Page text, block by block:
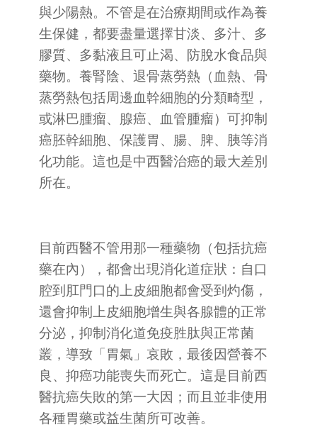
與少陽熱。不管是在治療期間或作為養
生保健，都要盡量選擇甘淡、多汁、多
膠質、多黏液且可止渴、防脫水食品與
藥物。養腎陰、退骨蒸勞熱（血熱、骨
蒸勞熱包括周邊血幹細胞的分類畸型，
或淋巴腫瘤、腺癌、血管腫瘤）可抑制
癌胚幹細胞、保護胃、腸、脾、胰等消
化功能。這也是中西醫治癌的最大差別
所在。
目前西醫不管用那一種藥物（包括抗癌
藥在內），都會出現消化道症狀：自口
腔到肛門口的上皮細胞都會受到灼傷，
還會抑制上皮細胞增生與各腺體的正常
分泌，抑制消化道免疫胜肽與正常菌
叢，導致「胃氣」哀敗，最後因營養不
良、抑癌功能喪失而死亡。這是目前西
醫抗癌失敗的第一大因；而且並非使用
各種胃藥或益生菌所可改善。